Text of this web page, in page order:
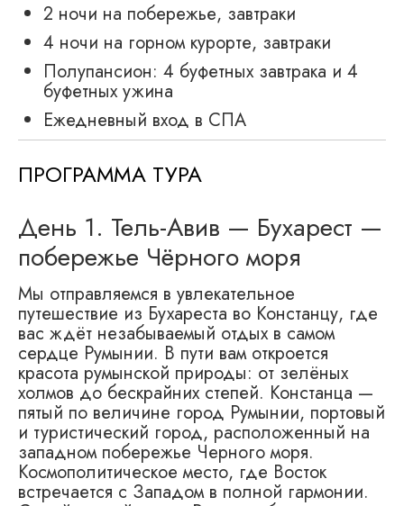
2 ночи на побережье, завтраки
4 ночи на горном курорте, завтраки
Полупансион: 4 буфетных завтрака и 4
буфетных ужина
Ежедневный вход в СПА
ПРОГРАММА ТУРА
День 1. Тель-Авив — Бухарест —
побережье Чёрного моря
Мы отправляемся в увлекательное
путешествие из Бухареста во Констанцу, где
вас ждёт незабываемый отдых в самом
сердце Румынии. В пути вам откроется
красота румынской природы: от зелёных
холмов до бескрайних степей. Констанца —
пятый по величине город Румынии, портовый
и туристический город, расположенный на
западном побережье Черного моря.
Космополитическое место, где Восток
встречается с Западом в полной гармонии.